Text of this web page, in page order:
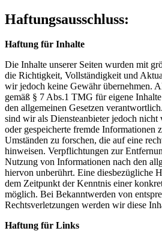
Haftungsausschluss:
Haftung für Inhalte
Die Inhalte unserer Seiten wurden mit
die Richtigkeit, Vollständigkeit und
wir jedoch keine Gewähr übernehmen.
gemäß § 7 Abs.1 TMG für eigene
den allgemeinen Gesetzen
sind wir als Diensteanbieter jedoch
oder gespeicherte fremde Informationen
Umständen zu forschen, die auf eine
hinweisen. Verpflichtungen zur
Nutzung von Informationen nach den
hiervon unberührt. Eine diesbezügliche
dem Zeitpunkt der Kenntnis einer
möglich. Bei Bekanntwerden von
Rechtsverletzungen werden wir diese
Haftung für Links